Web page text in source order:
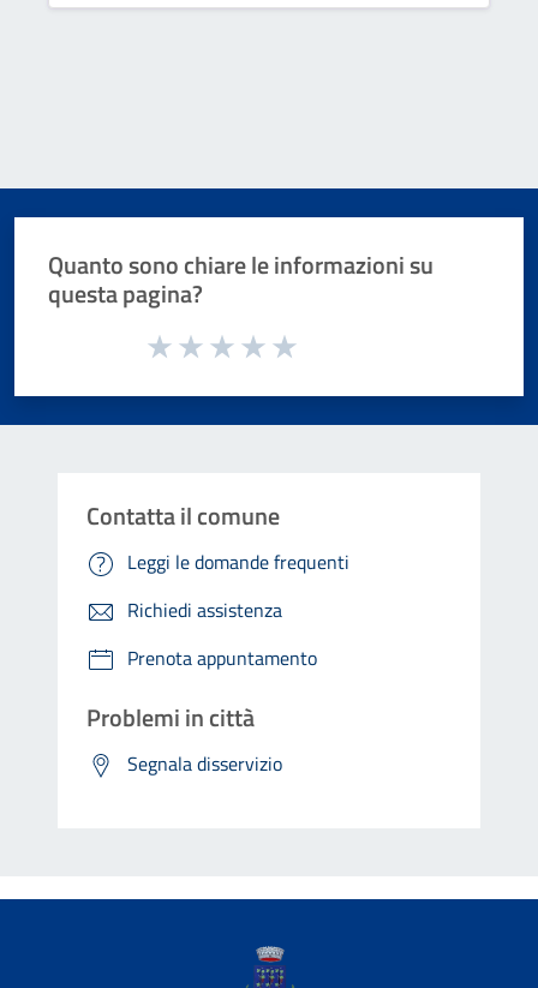
Quanto sono chiare le informazioni su
questa pagina?
Valuta da 1 a 5 stelle la pagina
Contatta il comune
Leggi le domande frequenti
Richiedi assistenza
Prenota appuntamento
Problemi in città
Segnala disservizio